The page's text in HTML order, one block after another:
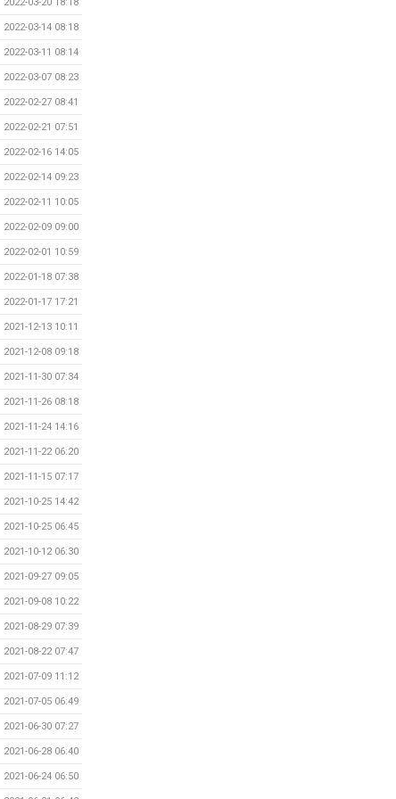
2022-03-20 18:18
2022-03-14 08:18
2022-03-11 08:14
2022-03-07 08:23
2022-02-27 08:41
2022-02-21 07:51
2022-02-16 14:05
2022-02-14 09:23
2022-02-11 10:05
2022-02-09 09:00
2022-02-01 10:59
2022-01-18 07:38
2022-01-17 17:21
2021-12-13 10:11
2021-12-08 09:18
2021-11-30 07:34
2021-11-26 08:18
2021-11-24 14:16
2021-11-22 06:20
2021-11-15 07:17
2021-10-25 14:42
2021-10-25 06:45
2021-10-12 06:30
2021-09-27 09:05
2021-09-08 10:22
2021-08-29 07:39
2021-08-22 07:47
2021-07-09 11:12
2021-07-05 06:49
2021-06-30 07:27
2021-06-28 06:40
2021-06-24 06:50